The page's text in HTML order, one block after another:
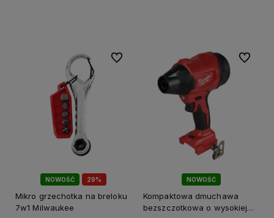
29%
NOWOŚĆ
Mikro grzechotka na breloku
7w1 Milwaukee
Do ulubionych
NOWOŚĆ
Kompaktowa dmuchawa
bezszczotkowa o wysokiej
Do